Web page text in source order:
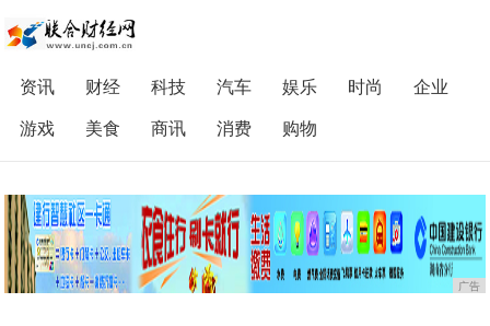
资讯 财经 科技 汽车 娱乐 时尚
企业
游戏
美食 商讯 消费 购物
广告